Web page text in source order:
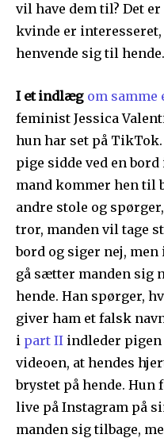
vil have dem til? Det
kvinde er
henvende sig til hende.
I et indlæg om samme
feminist Jessica
hun har set på
pige sidde ved en
mand kommer hen til
andre stole og
tror, manden vil tage
bord og siger nej, men
gå sætter manden sig
hende. Han spørger,
giver ham et falsk
i part II indleder
videoen, at hendes
brystet på hende.
live på Instagram på
manden sig tilbage,